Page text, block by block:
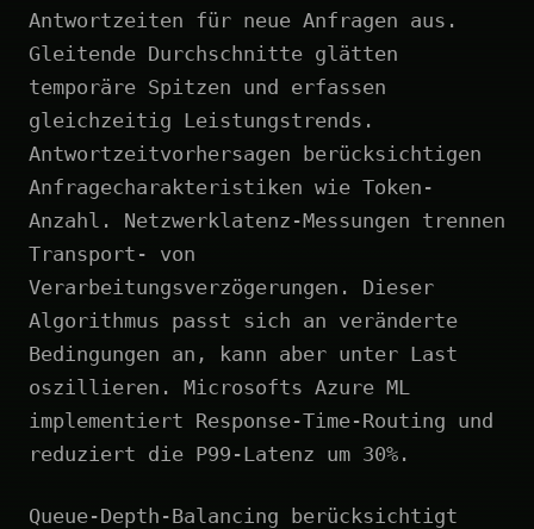
Antwortzeiten für neue Anfragen aus.
Gleitende Durchschnitte glätten
temporäre Spitzen und erfassen
gleichzeitig Leistungstrends.
Antwortzeitvorhersagen berücksichtigen
Anfragecharakteristiken wie Token-
Anzahl. Netzwerklatenz-Messungen trennen
Transport- von
Verarbeitungsverzögerungen. Dieser
Algorithmus passt sich an veränderte
Bedingungen an, kann aber unter Last
oszillieren. Microsofts Azure ML
implementiert Response-Time-Routing und
reduziert die P99-Latenz um 30%.
Queue-Depth-Balancing berücksichtigt